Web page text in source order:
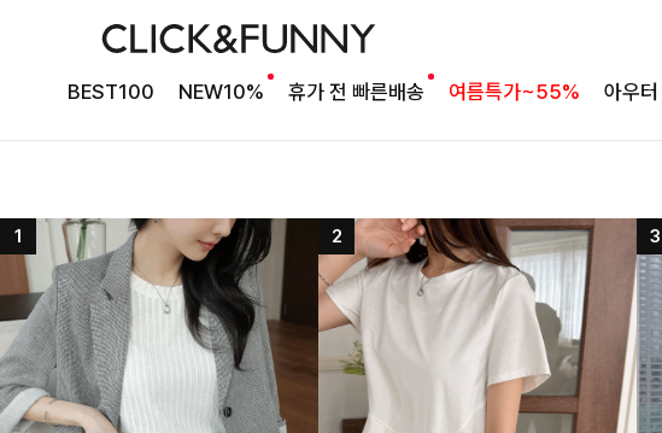
BEST100 NEW10% 휴가 전 빠른배송 여름특가~55% 아우터